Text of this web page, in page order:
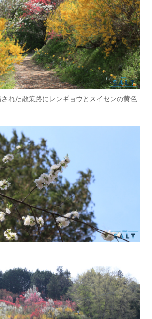
れた散策路にレンギョウとスイセンの黄色